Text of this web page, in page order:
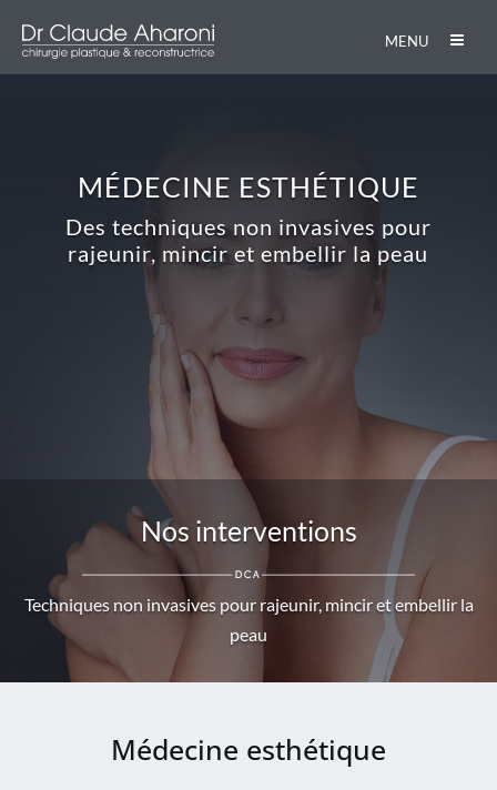
MÉDECINE ESTHÉTIQUE
Des techniques non invasives pour
rajeunir, mincir et embellir la peau
Nos interventions
Techniques non invasives pour rajeunir, mincir et embellir la
peau
Médecine esthétique
MENU